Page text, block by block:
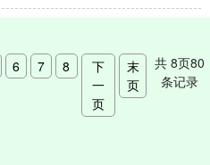
6 7 8
下
一
页
末
页
共8页80
条记录